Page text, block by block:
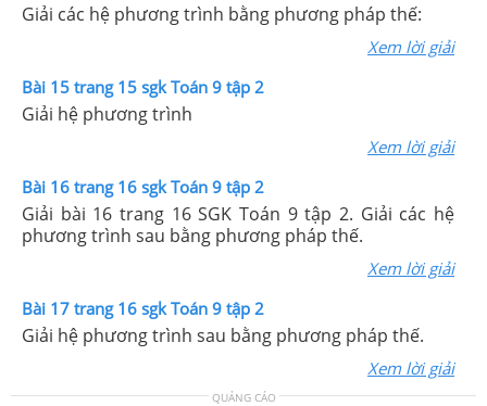
Giải các hệ phương trình bằng phương pháp thế:
Xem lời giải
Bài 15 trang 15 sgk Toán 9 tập 2
Giải hệ phương trình
Xem lời giải
Bài 16 trang 16 sgk Toán 9 tập 2
Giải bài 16 trang 16 SGK Toán 9 tập 2. Giải các hệ
phương trình sau bằng phương pháp thế.
Xem lời giải
Bài 17 trang 16 sgk Toán 9 tập 2
Giải hệ phương trình sau bằng phương pháp thế.
Xem lời giải
QUẢNG CÁO